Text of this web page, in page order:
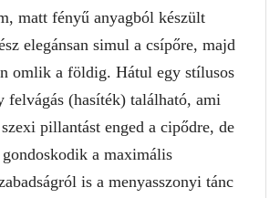
matt fényű anyagból készült
elegánsan simul a csípőre, majd
omlik a földig. Hátul egy stílusos
felvágás (hasíték) található, ami
pillantást enged a cipődre, de
gondoskodik a maximális
is a menyasszonyi tánc